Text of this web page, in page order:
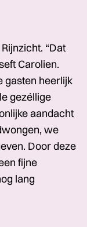
“Dat
Carolien.
gasten heerlijk
gezéllige
aandacht
we
Door deze
fijne
lang